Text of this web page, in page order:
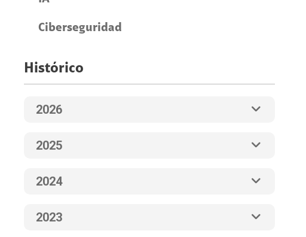
Ciberseguridad
Histórico
2026
2025
2024
2023